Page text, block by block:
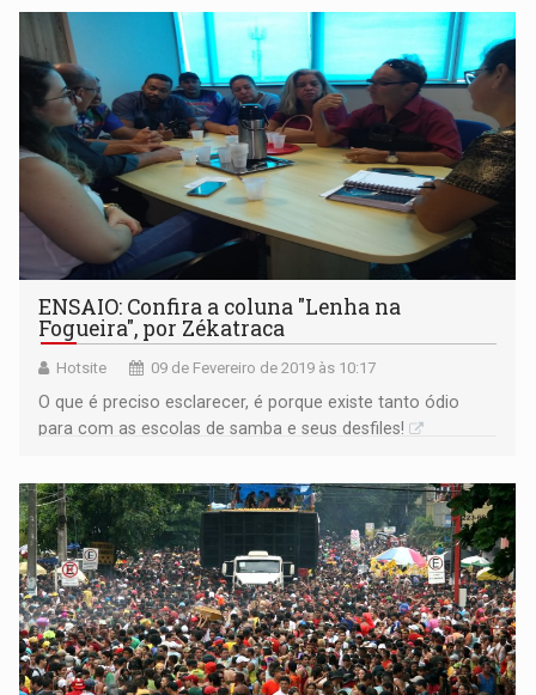
ENSAIO: Confira a coluna "Lenha na
Fogueira", por Zékatraca
Hotsite 09 de Fevereiro de 2019 às 10:17
O que é preciso esclarecer, é porque existe tanto ódio
para com as escolas de samba e seus desfiles!